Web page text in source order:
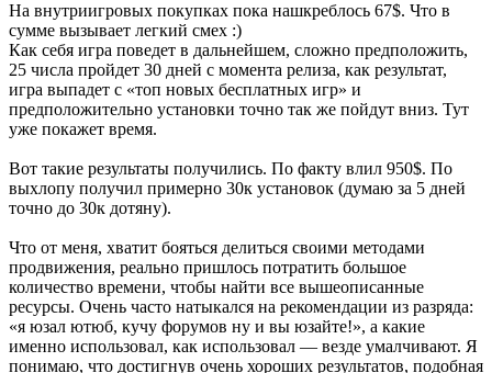
На внутриигровых покупках пока нашкреблось 67$. Что в
сумме вызывает легкий смех :)
Как себя игра поведет в дальнейшем, сложно предположить,
25 числа пройдет 30 дней с момента релиза, как результат,
игра выпадет с «топ новых бесплатных игр» и
предположительно установки точно так же пойдут вниз. Тут
уже покажет время.
Вот такие результаты получились. По факту влил 950$. По
выхлопу получил примерно 30к установок (думаю за 5 дней
точно до 30к дотяну).
Что от меня, хватит бояться делиться своими методами
продвижения, реально пришлось потратить большое
количество времени, чтобы найти все вышеописанные
ресурсы. Очень часто натыкался на рекомендации из разряда:
«я юзал ютюб, кучу форумов ну и вы юзайте!», а какие
именно использовал, как использовал — везде умалчивают. Я
понимаю, что достигнув очень хороших результатов, подобная